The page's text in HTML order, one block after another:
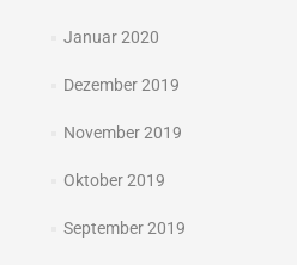
Januar 2020
Dezember 2019
November 2019
Oktober 2019
September 2019